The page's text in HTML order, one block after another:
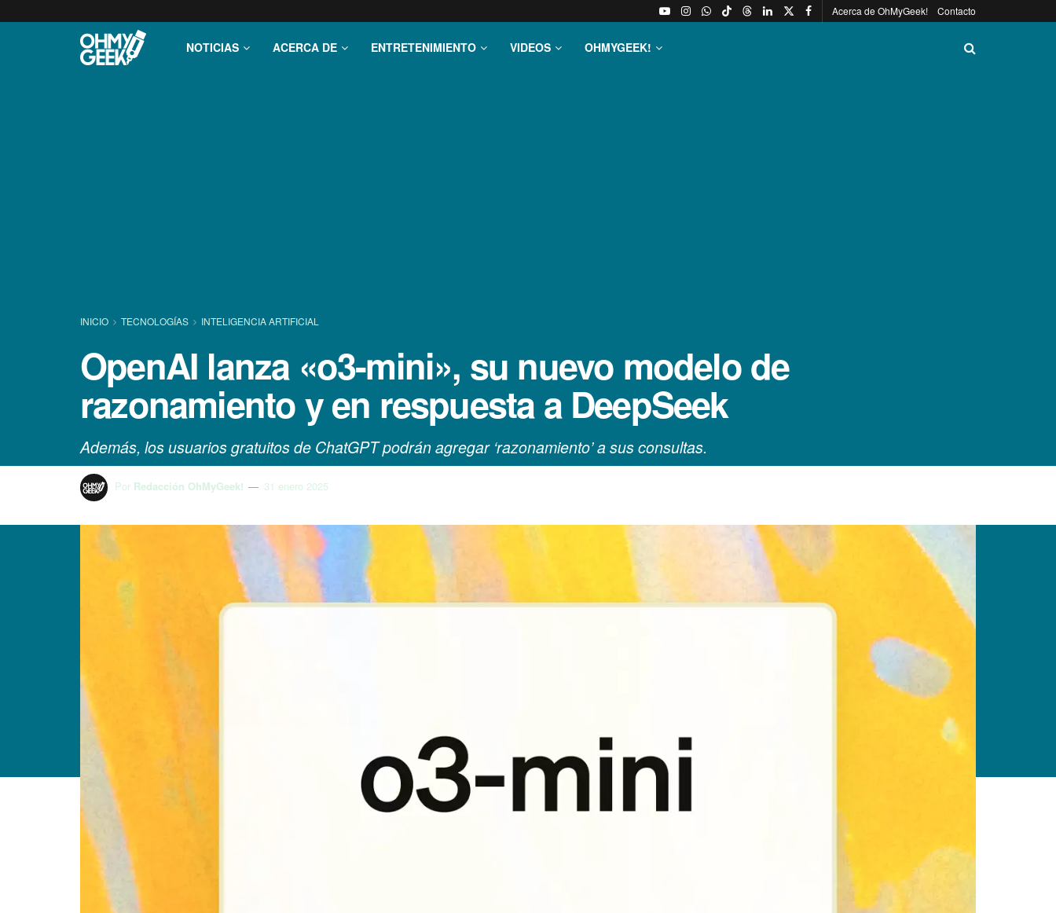
Acerca de OhMyGeek! Contacto
NOTICIAS ACERCA DE ENTRETENIMIENTO VIDEOS OHMYGEEK!
INICIO TECNOLOGÍ­AS INTELIGENCIA ARTIFICIAL
OpenAI lanza «o3-mini», su nuevo modelo de
razonamiento y en respuesta a DeepSeek
Además, los usuarios gratuitos de ChatGPT podrán agregar ‘razonamiento’ a sus consultas.
Por Redacción OhMyGeek! 31 enero 2025